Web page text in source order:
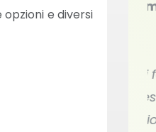
e diversidi stampi